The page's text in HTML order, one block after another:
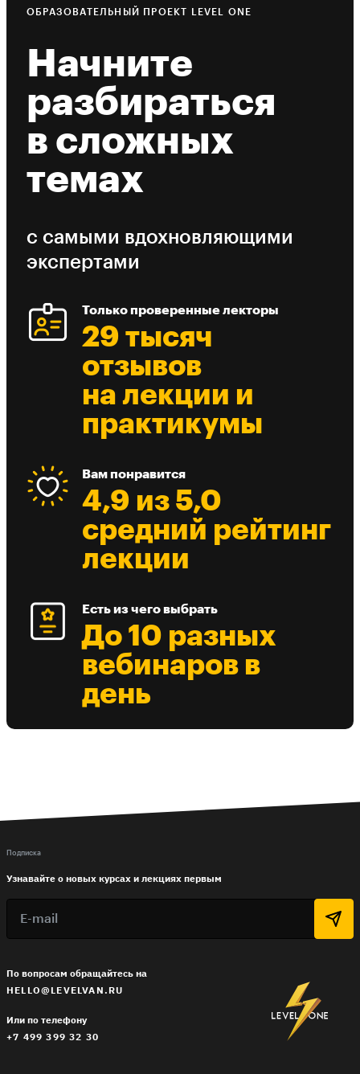
ОБРАЗОВАТЕЛЬНЫЙ ПРОЕКТ LEVEL ONE
Начните
разбираться
в сложных
темах
с самыми вдохновляющими
экспертами
Только проверенные лекторы
29 тысяч
отзывов
на лекции и
практикумы
Вам понравится
4,9 из 5,0
средний рейтинг
лекции
Есть из чего выбрать
До 10 разных
вебинаров в
день
По вопросам обращайтесь на
HELLO@LEVELVAN.RU
Или по телефону
+7 499 399 32 30
Подписка
Узнавайте о новых курсах и лекциях первым